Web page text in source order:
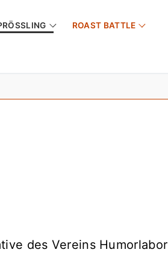
ROAST BATTLE
des Vereins Humorlabor